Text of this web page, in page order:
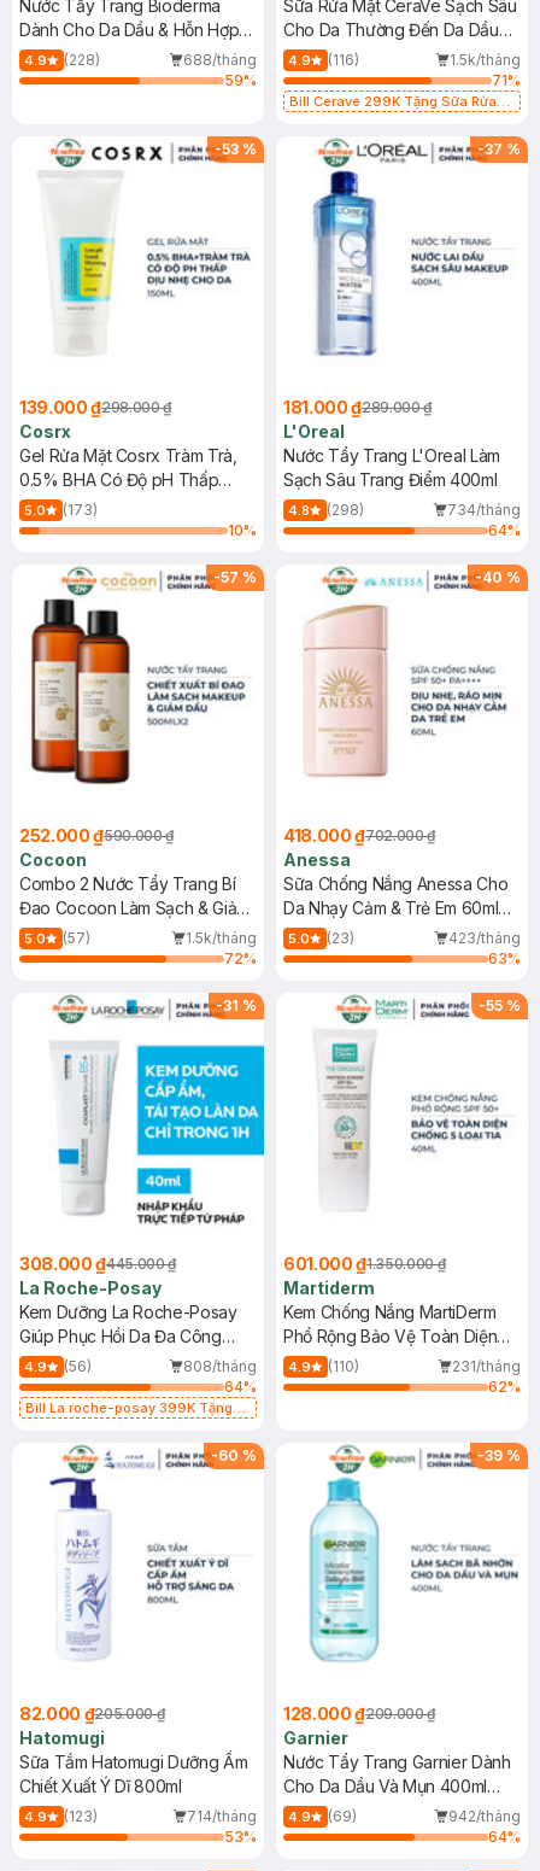
Nước Tẩy Trang Bioderma
Dành Cho Da Dầu & Hỗn Hợp
500ml
4.9 (228)
688/tháng
59%
Sữa Rửa Mặt CeraVe Sạch Sâu
Cho Da Thường Đến Da Dầu
473ml
4.9 (116)
1.5k/tháng
71%
Bill Cerave 299K Tặng Sữa Rửa
-53 %
139.000 ₫298.000 ₫
Cosrx
Gel Rửa Mặt Cosrx Tràm Trà,
0.5% BHA Có Độ pH Thấp
150ml
5.0
(173)
10%
-37 %
181.000 ₫289.000 ₫
L'Oreal
Nước Tẩy Trang L'Oreal Làm
Sạch Sâu Trang Điểm 400ml
4.8 (298)
734/tháng
64%
-57 %
252.000 ₫590.000 ₫
Cocoon
Combo 2 Nước Tẩy Trang Bí
Đao Cocoon Làm Sạch & Giảm
Dầu 500ml
5.0 (57)
1.5k/tháng
72%
-40 %
418.000 ₫702.000 ₫
Anessa
Sữa Chống Nắng Anessa Cho
Da Nhạy Cảm & Trẻ Em 60ml
(Mới)
5.0 (23)
423/tháng
63%
-31 %
308.000 ₫445.000 ₫
La Roche-Posay
Kem Dưỡng La Roche-Posay
Giúp Phục Hồi Da Đa Công
Dụng 40ml
4.9 (56)
808/tháng
64%
Bill La roche-posay 399K Tặng
(SL có hạn)
-55 %
601.000 ₫1.350.000 ₫
Martiderm
Kem Chống Nắng MartiDerm
Phổ Rộng Bảo Vệ Toàn Diện
40ml
4.9 (110)
231/tháng
62%
-60 %
82.000 ₫205.000 ₫
Hatomugi
Sữa Tắm Hatomugi Dưỡng Ẩm
Chiết Xuất Ý Dĩ 800ml
4.9 (123)
714/tháng
53%
-39 %
128.000 ₫209.000 ₫
Garnier
Nước Tẩy Trang Garnier Dành
Cho Da Dầu Và Mụn 400ml
(Mới)
4.9 (69)
942/tháng
64%